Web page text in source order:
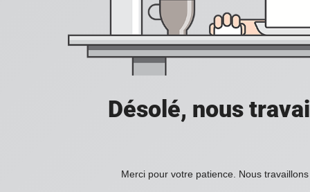
Désolé, nous
Merci pour votre patience. Nous